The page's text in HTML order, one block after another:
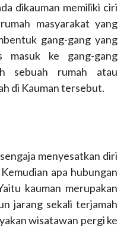
dikauman memiliki ciri
masyarakat yang
gang-gang yang
masuk ke gang-gang
sebuah rumah atau
di Kauman tersebut.
menyesatkan diri
apa hubungan
kauman merupakan
jarang sekali terjamah
wisatawan pergi ke